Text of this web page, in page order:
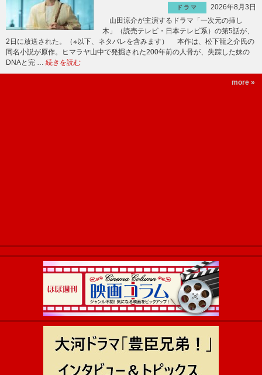
ドラマ
2026年8月3日
山田涼介が主演するドラマ「一次元の挿し
木」（読売テレビ・日本テレビ系）の第5話が、
2日に放送された。（※以下、ネタバレを含みます） 本作は、松下龍之介氏の
同名小説が原作。ヒマラヤ山中で発掘された200年前の人骨が、失踪した妹の
DNAと完 … 続きを読む
more »